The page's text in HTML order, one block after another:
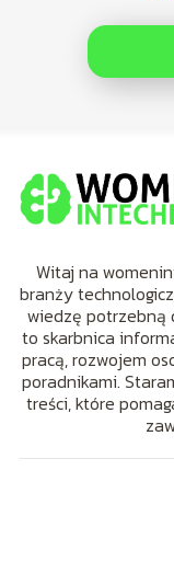
Witaj na
branży
wiedzę potrzebną
to skarbnica
pracą, rozwojem
poradnikami.
treści, które